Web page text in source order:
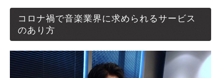
コロナ禍で音楽業界に求められるサービス
のあり方